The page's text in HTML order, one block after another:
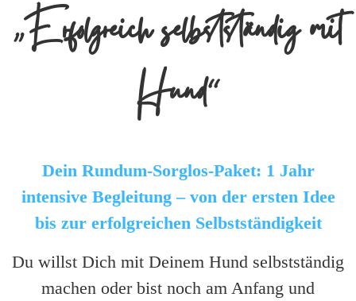
„Erfolgreich selbstständig mit
Hund“
Dein Rundum-Sorglos-Paket: 1 Jahr
intensive Begleitung – von der ersten Idee
bis zur erfolgreichen Selbstständigkeit
Du willst Dich mit Deinem Hund selbstständig
machen oder bist noch am Anfang und